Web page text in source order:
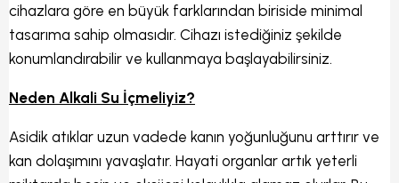
cihazlara göre en büyük farklarından biriside minimal
tasarıma sahip olmasıdır. Cihazı istediğiniz şekilde
konumlandırabilir ve kullanmaya başlayabilirsiniz.
Neden Alkali Su İçmeliyiz?
Asidik atıklar uzun vadede kanın yoğunluğunu arttırır ve
kan dolaşımını yavaşlatır. Hayati organlar artık yeterli